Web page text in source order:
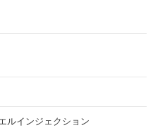
ルインジェクション